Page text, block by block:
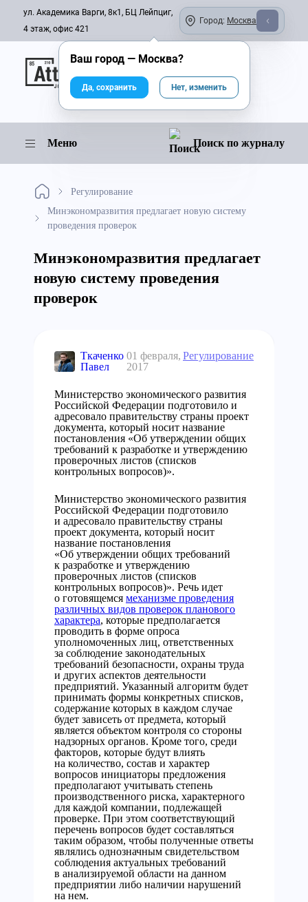
ул. Академика Варги, 8к1, БЦ Лейпциг,
4 этаж, офис 421
Город: Москва
Онлайн-журнал
Меню Поиск по журналу
Регулирование
Минэкономразвития предлагает новую систему
проведения проверок
Минэкономразвития предлагает
новую систему проведения
проверок
Ткаченко
Павел
01 февраля,
2017
Регулирование
Министерство экономического развития
Российской Федерации подготовило и
адресовало правительству страны проект
документа, который носит название
постановления «Об утверждении общих
требований к разработке и утверждению
проверочных листов (списков
контрольных вопросов)».
Министерство экономического развития
Российской Федерации подготовило
и адресовало правительству страны
проект документа, который носит
название постановления
«Об утверждении общих требований
к разработке и утверждению
проверочных листов (списков
контрольных вопросов)». Речь идет
о готовящемся механизме проведения
различных видов проверок планового
характера, которые предполагается
проводить в форме опроса
уполномоченных лиц, ответственных
за соблюдение законодательных
требований безопасности, охраны труда
и других аспектов деятельности
предприятий. Указанный алгоритм будет
принимать формы конкретных списков,
содержание которых в каждом случае
будет зависеть от предмета, который
является объектом контроля со стороны
надзорных органов. Кроме того, среди
факторов, которые будут влиять
на количество, состав и характер
вопросов инициаторы предложения
предполагают учитывать степень
производственного риска, характерного
для каждой компании, подлежащей
проверке. При этом соответствующий
перечень вопросов будет составляться
таким образом, чтобы полученные ответы
являлись однозначным свидетельством
соблюдения актуальных требований
в анализируемой области на данном
предприятии либо наличии нарушений
на нем.
Ваш город — Москва?
Да, сохранить Нет, изменить